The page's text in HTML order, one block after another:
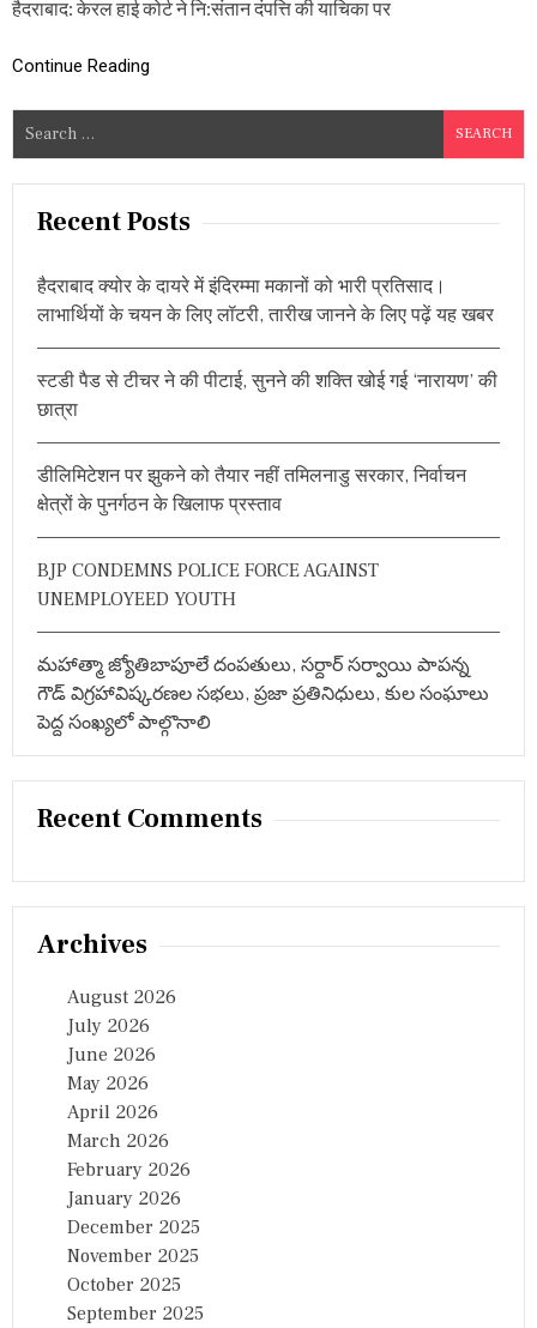
ग
ग
जु
र्ग
दा
स
औ
हैदराबाद: केरल हाई कोर्ट ने नि:संतान दंपत्ति की याचिका पर
Continue Reading
e
a
Recent Posts
हैदराबाद क्योर के दायरे में इंदिरम्मा मकानों को भारी प्रतिसाद।
लाभार्थियों के चयन के लिए लॉटरी, तारीख जानने के लिए पढ़ें यह खबर
स्टडी पैड से टीचर ने की पीटाई, सुनने की शक्ति खोई गई ‘नारायण’ की
छात्रा
डीलिमिटेशन पर झुकने को तैयार नहीं तमिलनाडु सरकार, निर्वाचन
क्षेत्रों के पुनर्गठन के खिलाफ प्रस्ताव
BJP CONDEMNS POLICE FORCE AGAINST
UNEMPLOYEED YOUTH
మహాత్మా జ్యోతిబాపూలే దంపతులు, సర్దార్ సర్వాయి పాపన్న
గౌడ్ విగ్రహావిష్కరణల సభలు, ప్రజా ప్రతినిధులు, కుల సంఘాలు
పెద్ద సంఖ్యలో పాల్గొనాలి
Recent Comments
Archives
August 2026
July 2026
June 2026
May 2026
April 2026
March 2026
February 2026
January 2026
December 2025
November 2025
October 2025
September 2025